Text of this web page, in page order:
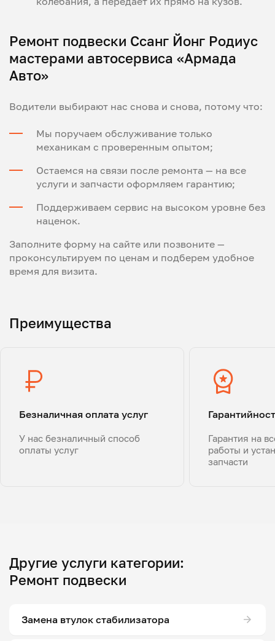
Ремонт подвески Ссанг Йонг Родиус
мастерами автосервиса «Армада
Авто»
Водители выбирают нас снова и снова, потому что:
Мы поручаем обслуживание только
механикам с проверенным опытом;
Остаемся на связи после ремонта — на все
услуги и запчасти оформляем гарантию;
Поддерживаем сервис на высоком уровне без
наценок.
Заполните форму на сайте или позвоните —
проконсультируем по ценам и подберем удобное
время для визита.
Преимущества
Безналичная оплата услуг
У нас безналичный способ
оплаты услуг
Гарантия на
работы и
запчасти
Другие услуги категории:
Ремонт подвески
Замена втулок стабилизатора